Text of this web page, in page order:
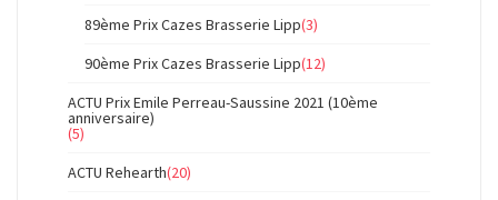
89ème Prix Cazes Brasserie Lipp(3)
90ème Prix Cazes Brasserie Lipp(12)
ACTU Prix Emile Perreau-Saussine 2021 (10ème
anniversaire)
(5)
ACTU Rehearth(20)